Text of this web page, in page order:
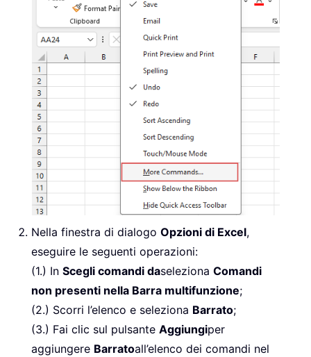
Nella finestra di dialogo Opzioni di Excel,
eseguire le seguenti operazioni:
(1.) In Scegli comandi daseleziona Comandi
non presenti nella Barra multifunzione;
(2.) Scorri l’elenco e seleziona Barrato;
(3.) Fai clic sul pulsante Aggiungiper
aggiungere Barratoall’elenco dei comandi nel